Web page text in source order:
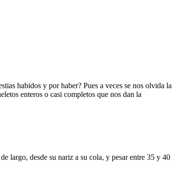
habidos y por haber? Pues a veces se nos olvida la
enteros o casi completos que nos dan la
largo, desde su nariz a su cola, y pesar entre 35 y 40